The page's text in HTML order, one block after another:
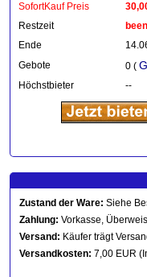
SofortKauf Preis
Restzeit
Ende
Gebote
0 (
Höchstbieter
--
Zustand der Ware: Siehe
Zahlung: Vorkasse,
Versand: Käufer trägt
Versandkosten: 7,00 EUR